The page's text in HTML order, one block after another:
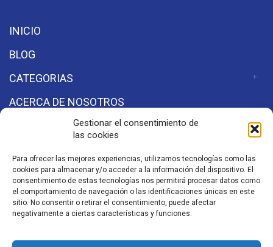
Gestionar el consentimiento de
las cookies
Para ofrecer las mejores experiencias, utilizamos tecnologías como las
cookies para almacenar y/o acceder a la información del dispositivo. El
consentimiento de estas tecnologías nos permitirá procesar datos como
el comportamiento de navegación o las identificaciones únicas en este
sitio. No consentir o retirar el consentimiento, puede afectar
negativamente a ciertas características y funciones.
INICIO
BLOG
CATEGORIAS
ACERCA DE NOSOTROS
Secciones
Aviso de Privacidad